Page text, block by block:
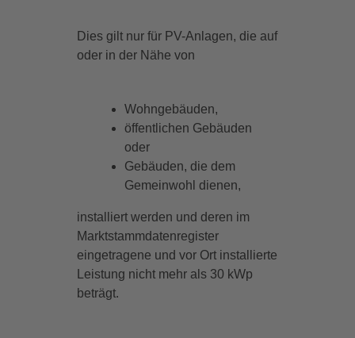
Dies gilt nur für PV-Anlagen, die auf
oder in der Nähe von
Wohngebäuden,
öffentlichen Gebäuden
oder
Gebäuden, die dem
Gemeinwohl dienen,
installiert werden und deren im
Marktstammdatenregister
eingetragene und vor Ort installierte
Leistung nicht mehr als 30 kWp
beträgt.